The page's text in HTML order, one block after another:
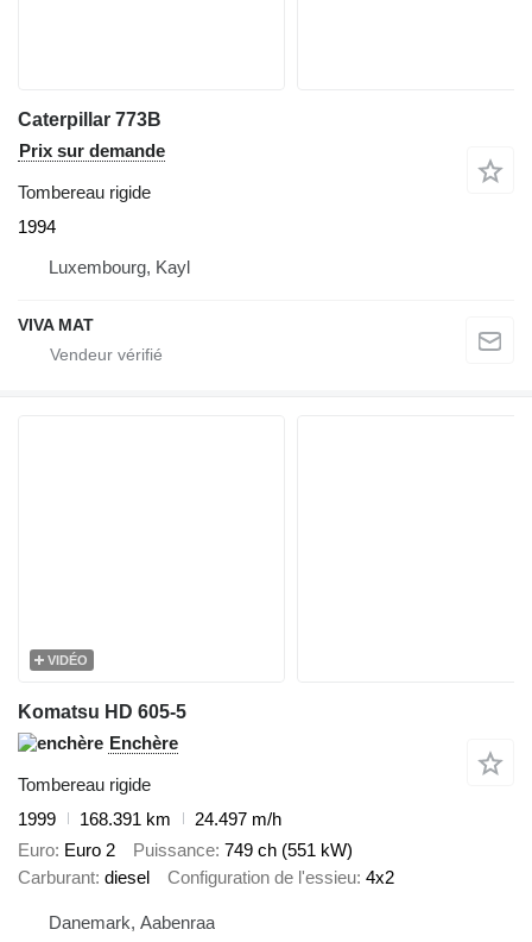
Caterpillar 773B
Prix sur demande
Tombereau rigide
1994
Luxembourg, Kayl
VIVA MAT
VIDÉO
Komatsu HD 605-5
Enchère
Tombereau rigide
1999
168.391 km
24.497 m/h
Euro Euro 2 Puissance 749 ch (551 kW)
Carburant diesel Configuration de l'essieu 4x2
Danemark, Aabenraa